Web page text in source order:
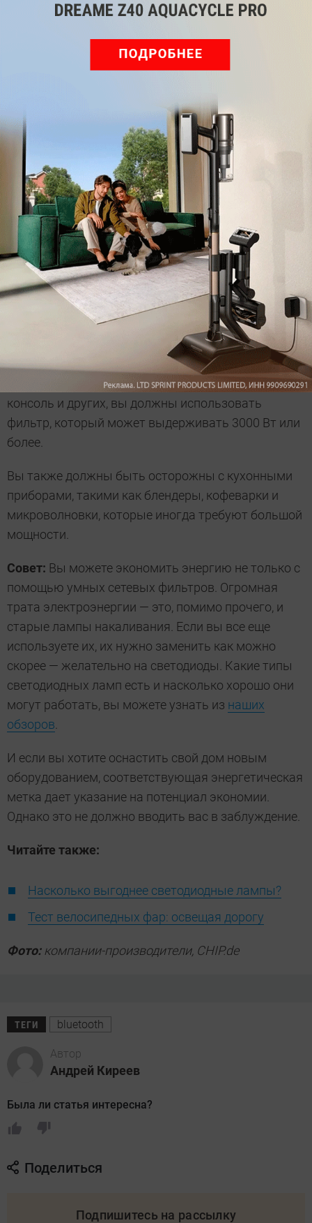
рублей за три штуки в упаковке.
Мобильный пульт дистанционного управления
управляет недорогими сетевиками на
радиоуправлении
Примечание:Обратите внимание на указанную
максимальную мощность для сетевых фильтров.
Обычно фильтры рассчитаны на 1000-1500 Вт, и
чаще всего этого достаточно. Но если вы хотите
подключить к нему несколько устройств, таких ​​как
компьютер, телевизор, AV-ресивер, игровую
консоль и других, вы должны использовать
фильтр, который может выдерживать 3000 Вт или
более.
Вы также должны быть осторожны с кухонными
приборами, такими как блендеры, кофеварки и
микроволновки, которые иногда требуют большой
мощности.
Совет: Вы можете экономить энергию не только с
помощью умных сетевых фильтров. Огромная
трата электроэнергии — это, помимо прочего, и
старые лампы накаливания. Если вы все еще
используете их, их нужно заменить как можно
скорее — желательно на светодиоды. Какие типы
светодиодных ламп есть и насколько хорошо они
могут работать, вы можете узнать из наших
обзоров
И если вы хотите оснастить свой дом новым
оборудованием, соответствующая энергетическая
метка дает указание на потенциал экономии.
Однако это не должно вводить вас в заблуждение.
Читайте также:
Насколько выгоднее светодиодные лампы?
Тест велосипедных фар: освещая дорогу
Фото:компании-производители, CHIP.de
ТЕГИ bluetooth
Автор
Андрей Киреев
Была ли статья интересна?
Поделиться
Подпишитесь на рассылку